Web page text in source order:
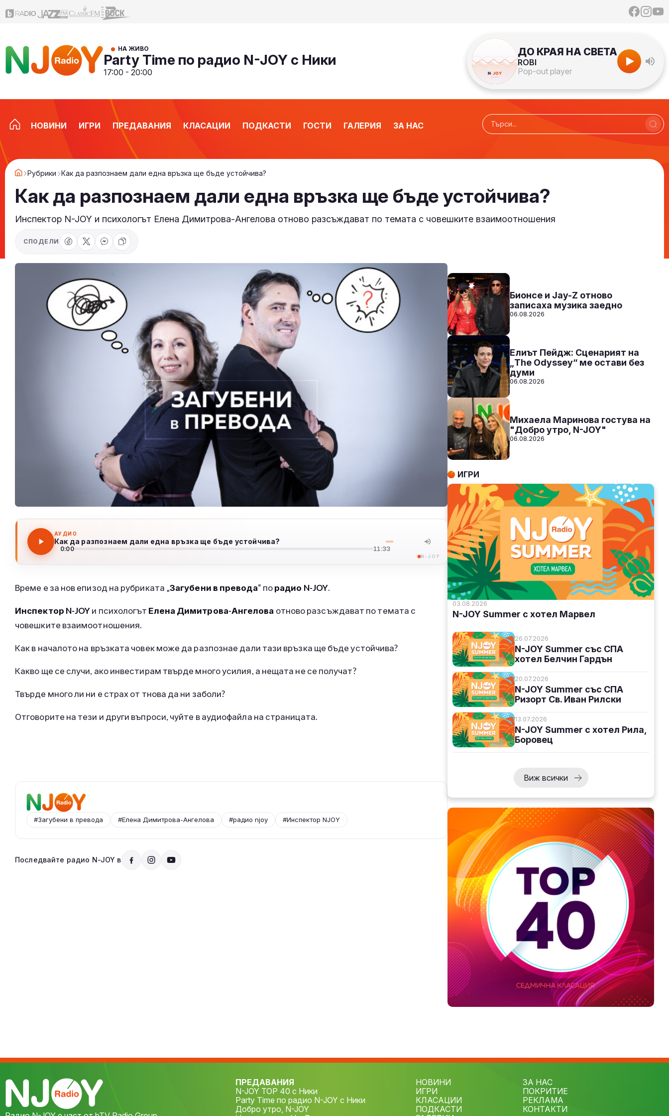
НА ЖИВО
Party Time по радио N-JOY с Ники
17:00 - 20:00
ДО КРАЯ НА СВЕТА
ROBI
Pop-out player
НОВИНИ ИГРИ ПРЕДАВАНИЯ КЛАСАЦИИ ПОДКАСТИ ГОСТИ ГАЛЕРИЯ ЗА НАС
Рубрики Как да разпознаем дали една връзка ще бъде устойчива?
Как да разпознаем дали една връзка ще бъде устойчива?
Инспектор N-JOY и психологът Елена Димитрова-Ангелова отново разсъждават по темата с човешките взаимоотношения
СПОДЕЛИ
АУДИО
Как да разпознаем дали една връзка ще бъде устойчива?
0:00 11:33
N-JOY
Време е за нов епизод на рубриката „Загубени в превода“ порадио N-JOY.
Инспектор N-JOYи психологът Елена Димитрова-Ангелова отново разсъждават по темата с
човешките взаимоотношения.
Как в началото на връзката човек може да разпознае дали тази връзка ще бъде устойчива?
Какво ще се случи, ако инвестирам твърде много усилия, а нещата не се получат?
Твърде много ли ни е страх от тнова да ни заболи?
Отговорите на тези и други въпроси, чуйте в аудиофайла на страницата.
#Загубени в превода #Елена Димитрова-Ангелова #радио njoy #Инспектор NJOY
Последвайте радио N-JOY в
СЛУШАЙ
Бионсе и Jay-Z отново
записаха музика заедно
06.08.2026
Елиът Пейдж: Сценарият на
„The Odyssey“ ме остави без
думи
06.08.2026
Михаела Маринова гостува на
"Добро утро, N-JOY"
06.08.2026
ИГРИ
03.08.2026
N-JOY Summer с хотел Марвел
26.07.2026
N-JOY Summer със СПА
хотел Белчин Гардън
20.07.2026
N-JOY Summer със СПА
Ризорт Св. Иван Рилски
13.07.2026
N-JOY Summer с хотел Рила,
Боровец
Виж всички
ПРЕДАВАНИЯ
N-JOY TOP 40 с Ники
Party Time по радио N-JOY с Ники
Добро утро, N-JOY
НОВИНИ
ИГРИ
КЛАСАЦИИ
ПОДКАСТИ
ЗА НАС
ПОКРИТИЕ
РЕКЛАМА
КОНТАКТИ